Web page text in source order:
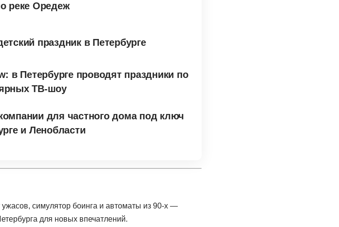
реке Оредеж
праздник в Петербурге
в Петербурге проводят праздники по
ТВ-шоу
для частного дома под ключ
и Ленобласти